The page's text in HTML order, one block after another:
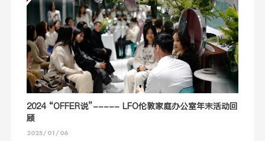
2024 “OFFER说”----- LFO伦敦家庭办公室年末活动回
顾
2025/01/06